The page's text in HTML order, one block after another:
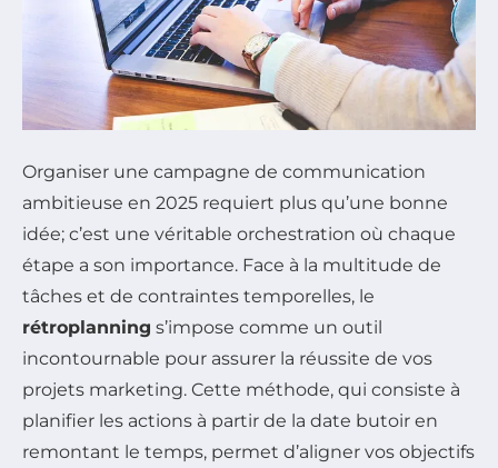
Organiser une campagne de communication
ambitieuse en 2025 requiert plus qu’une bonne
idée; c’est une véritable orchestration où chaque
étape a son importance. Face à la multitude de
tâches et de contraintes temporelles, le
rétroplanning s’impose comme un outil
incontournable pour assurer la réussite de vos
projets marketing. Cette méthode, qui consiste à
planifier les actions à partir de la date butoir en
remontant le temps, permet d’aligner vos objectifs